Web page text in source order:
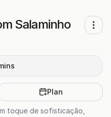
Salaminho
Plan
toque de sofisticação,